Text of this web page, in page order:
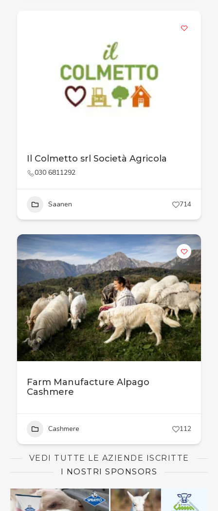
Il Colmetto srl Società Agricola
030 6811292
Saanen 714
Farm Manufacture Alpago
Cashmere
Cashmere 112
VEDI TUTTE LE AZIENDE ISCRITTE
I NOSTRI SPONSORS